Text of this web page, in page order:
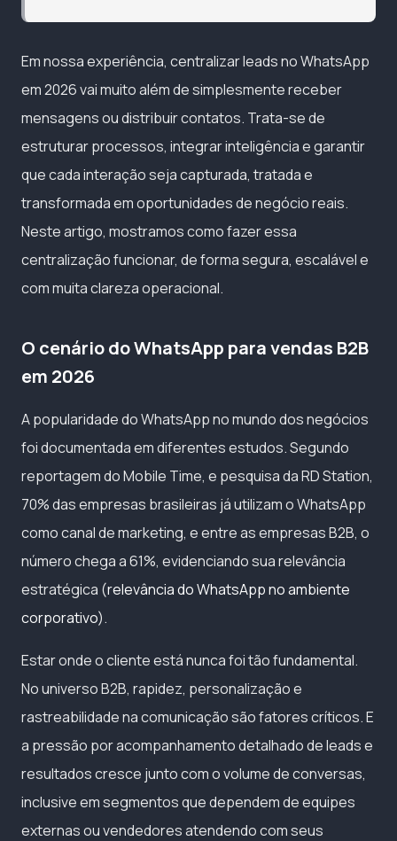
Em nossa experiência, centralizar leads no WhatsApp
em 2026 vai muito além de simplesmente receber
mensagens ou distribuir contatos. Trata-se de
estruturar processos, integrar inteligência e garantir
que cada interação seja capturada, tratada e
transformada em oportunidades de negócio reais.
Neste artigo, mostramos como fazer essa
centralização funcionar, de forma segura, escalável e
com muita clareza operacional.
O cenário do WhatsApp para vendas B2B
em 2026
A popularidade do WhatsApp no mundo dos negócios
foi documentada em diferentes estudos. Segundo
reportagem do Mobile Time, e pesquisa da RD Station,
70% das empresas brasileiras já utilizam o WhatsApp
como canal de marketing, e entre as empresas B2B, o
número chega a 61%, evidenciando sua relevância
estratégica (relevância do WhatsApp no ambiente
corporativo).
Estar onde o cliente está nunca foi tão fundamental.
No universo B2B, rapidez, personalização e
rastreabilidade na comunicação são fatores críticos. E
a pressão por acompanhamento detalhado de leads e
resultados cresce junto com o volume de conversas,
inclusive em segmentos que dependem de equipes
externas ou vendedores atendendo com seus